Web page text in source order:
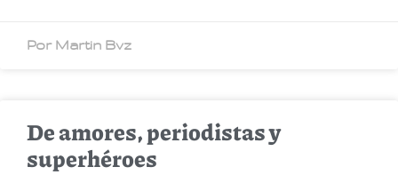
Por Martin Bvz
De amores, periodistas y
superhéroes